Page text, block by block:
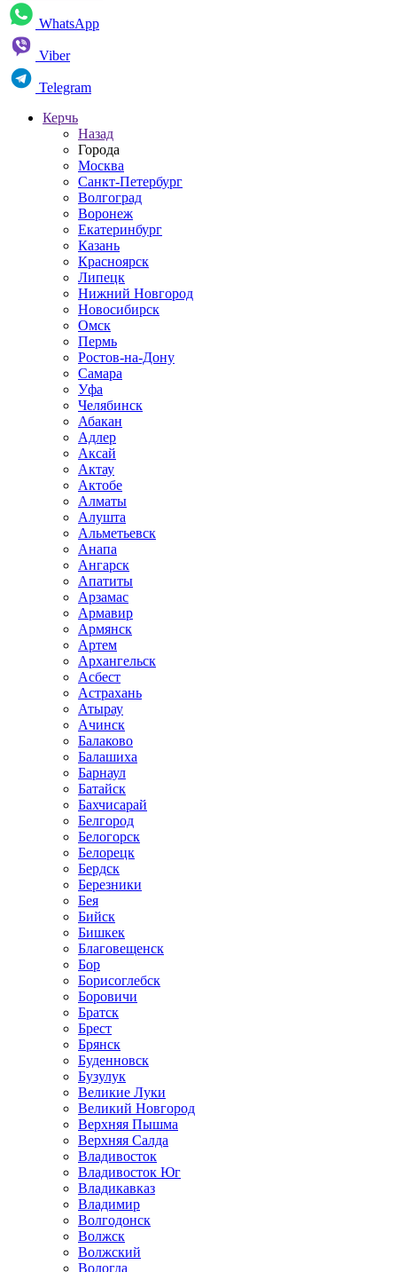
WhatsApp
Viber
Telegram
Керчь
Назад
Города
Москва
Санкт-Петербург
Волгоград
Воронеж
Екатеринбург
Казань
Красноярск
Липецк
Нижний Новгород
Новосибирск
Омск
Пермь
Ростов-на-Дону
Самара
Уфа
Челябинск
Абакан
Адлер
Аксай
Актау
Актобе
Алматы
Алушта
Альметьевск
Анапа
Ангарск
Апатиты
Арзамас
Армавир
Армянск
Артем
Архангельск
Асбест
Астрахань
Атырау
Ачинск
Балаково
Балашиха
Барнаул
Батайск
Бахчисарай
Белгород
Белогорск
Белорецк
Бердск
Березники
Бея
Бийск
Бишкек
Благовещенск
Бор
Борисоглебск
Боровичи
Братск
Брест
Брянск
Буденновск
Бузулук
Великие Луки
Великий Новгород
Верхняя Пышма
Верхняя Салда
Владивосток
Владивосток Юг
Владикавказ
Владимир
Волгодонск
Волжск
Волжский
Вологда